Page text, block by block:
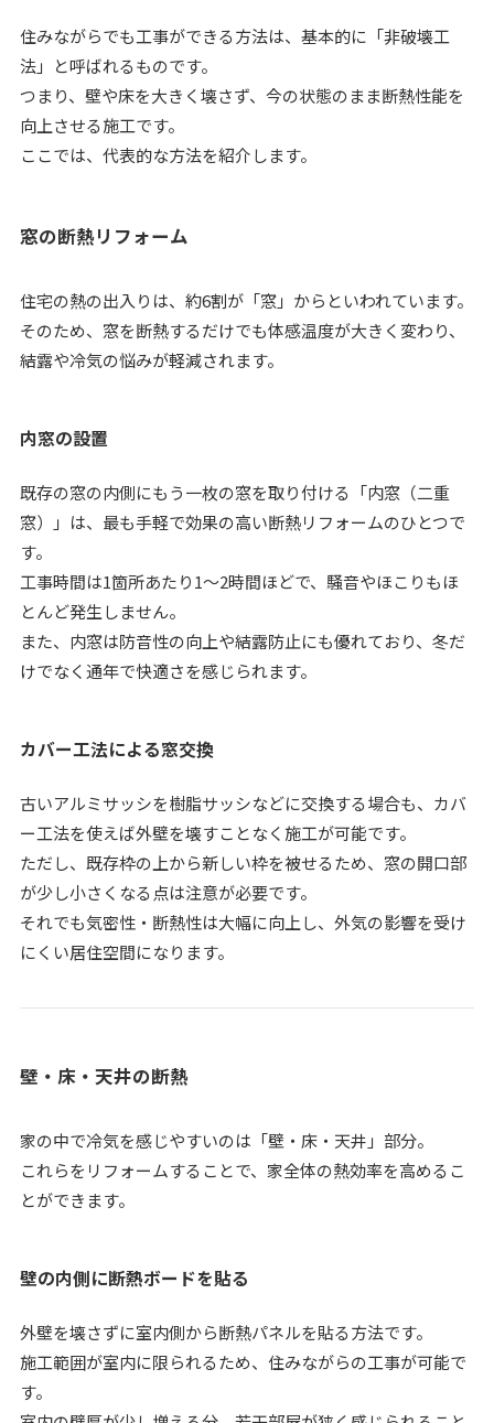
住みながらでも工事ができる方法は、基本的に「非破壊工
法」と呼ばれるものです。
つまり、壁や床を大きく壊さず、今の状態のまま断熱性能を
向上させる施工です。
ここでは、代表的な方法を紹介します。
窓の断熱リフォーム
住宅の熱の出入りは、約6割が「窓」からといわれています。
そのため、窓を断熱するだけでも体感温度が大きく変わり、
結露や冷気の悩みが軽減されます。
内窓の設置
既存の窓の内側にもう一枚の窓を取り付ける「内窓（二重
窓）」は、最も手軽で効果の高い断熱リフォームのひとつで
す。
工事時間は1箇所あたり1～2時間ほどで、騒音やほこりもほ
とんど発生しません。
また、内窓は防音性の向上や結露防止にも優れており、冬だ
けでなく通年で快適さを感じられます。
カバー工法による窓交換
古いアルミサッシを樹脂サッシなどに交換する場合も、カバ
ー工法を使えば外壁を壊すことなく施工が可能です。
ただし、既存枠の上から新しい枠を被せるため、窓の開口部
が少し小さくなる点は注意が必要です。
それでも気密性・断熱性は大幅に向上し、外気の影響を受け
にくい居住空間になります。
壁・床・天井の断熱
家の中で冷気を感じやすいのは「壁・床・天井」部分。
これらをリフォームすることで、家全体の熱効率を高めるこ
とができます。
壁の内側に断熱ボードを貼る
外壁を壊さずに室内側から断熱パネルを貼る方法です。
施工範囲が室内に限られるため、住みながらの工事が可能で
す。